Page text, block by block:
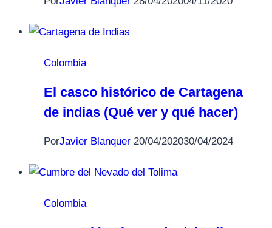
Colombia
El casco histórico de Cartagena
de indias (Qué ver y qué hacer)
PorJavier Blanquer 20/04/202030/04/2024
Colombia